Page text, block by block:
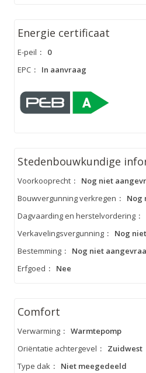
Energie certificaat
E-peil :
0
EPC : In aanvraag
Stedenbouwkundige
Voorkooprecht :
Nog niet
Bouwvergunning verkregen :
Nog
Dagvaarding en herstelvordering :
Verkavelingsvergunning :
Nog
Bestemming :
Nog niet
Erfgoed : Nee
Comfort
Verwarming : Warmtepomp
Oriëntatie achtergevel :
Zuidwest
Type dak :
Niet meegedeeld